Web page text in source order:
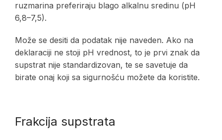
ruzmarina preferiraju blago alkalnu sredinu (pH
6,8–7,5).
Može se desiti da podatak nije naveden. Ako na
deklaraciji ne stoji pH vrednost, to je prvi znak da
supstrat nije standardizovan, te se savetuje da
birate onaj koji sa sigurnošću možete da koristite.
Frakcija supstrata